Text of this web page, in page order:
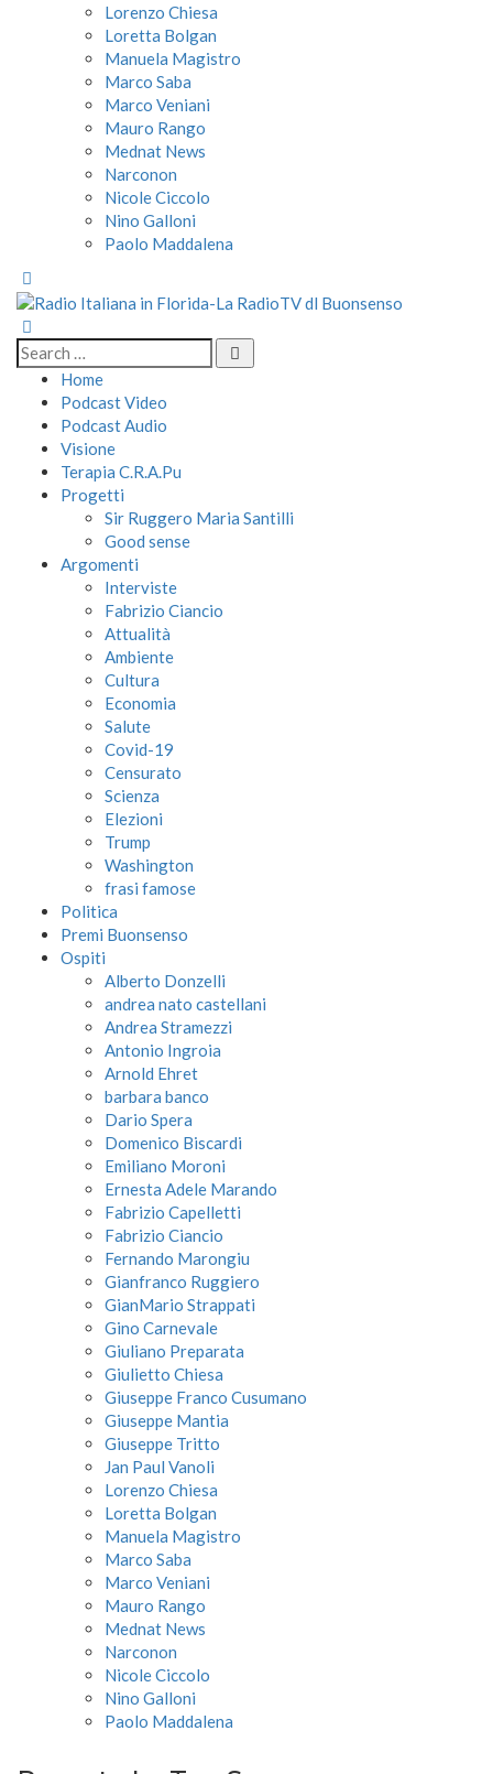
Lorenzo Chiesa
Loretta Bolgan
Manuela Magistro
Marco Saba
Marco Veniani
Mauro Rango
Mednat News
Narconon
Nicole Ciccolo
Nino Galloni
Paolo Maddalena
Home
Podcast Video
Podcast Audio
Visione
Terapia C.R.A.Pu
Progetti
Sir Ruggero Maria Santilli
Good sense
Argomenti
Interviste
Fabrizio Ciancio
Attualità
Ambiente
Cultura
Economia
Salute
Covid-19
Censurato
Scienza
Elezioni
Trump
Washington
frasi famose
Politica
Premi Buonsenso
Ospiti
Alberto Donzelli
andrea nato castellani
Andrea Stramezzi
Antonio Ingroia
Arnold Ehret
barbara banco
Dario Spera
Domenico Biscardi
Emiliano Moroni
Ernesta Adele Marando
Fabrizio Capelletti
Fabrizio Ciancio
Fernando Marongiu
Gianfranco Ruggiero
GianMario Strappati
Gino Carnevale
Giuliano Preparata
Giulietto Chiesa
Giuseppe Franco Cusumano
Giuseppe Mantia
Giuseppe Tritto
Jan Paul Vanoli
Lorenzo Chiesa
Loretta Bolgan
Manuela Magistro
Marco Saba
Marco Veniani
Mauro Rango
Mednat News
Narconon
Nicole Ciccolo
Nino Galloni
Paolo Maddalena